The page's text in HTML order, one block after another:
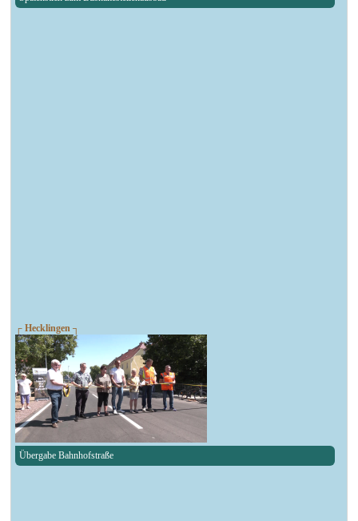
┌ Hecklingen ┐
Übergabe Bahnhofstraße